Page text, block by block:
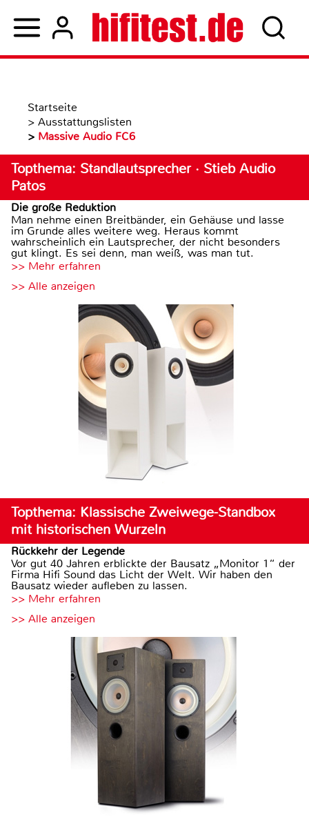
Startseite
> Ausstattungslisten
> Massive Audio FC6
Topthema: Standlautsprecher · Stieb Audio
Patos
Die große Reduktion
Man nehme einen Breitbänder, ein Gehäuse und lasse
im Grunde alles weitere weg. Heraus kommt
wahrscheinlich ein Lautsprecher, der nicht besonders
gut klingt. Es sei denn, man weiß, was man tut.
>> Mehr erfahren
>> Alle anzeigen
Topthema: Klassische Zweiwege-Standbox
mit historischen Wurzeln
Rückkehr der Legende
Vor gut 40 Jahren erblickte der Bausatz „Monitor 1“ der
Firma Hifi Sound das Licht der Welt. Wir haben den
Bausatz wieder aufleben zu lassen.
>> Mehr erfahren
>> Alle anzeigen